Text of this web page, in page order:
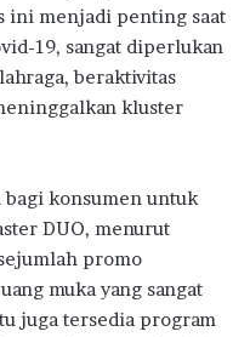
ini menjadi penting saat
19, sangat diperlukan
beraktivitas
kluster
konsumen untuk
DUO, menurut
promo
muka yang sangat
juga tersedia program